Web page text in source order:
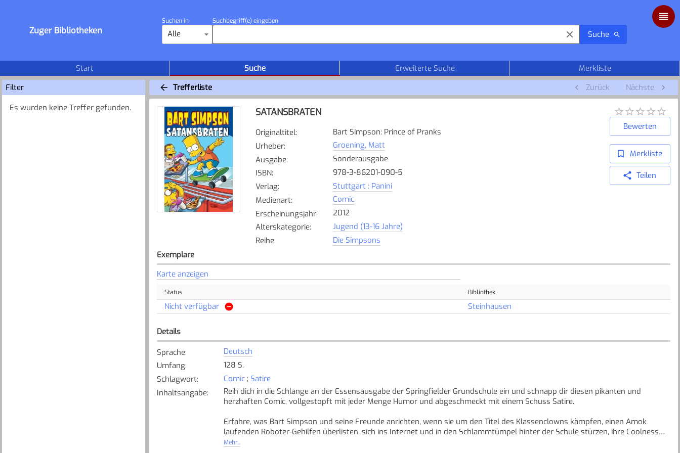
Zuger Bibliotheken
Suchen in
Alle
Suchbegriff(e) eingeben
Suche
Start Suche Erweiterte Suche
Merkliste
Filter
Es wurden keine Treffer gefunden.
Trefferliste Zurück Nächste
SATANSBRATEN
Originaltitel:
Bart Simpson: Prince of Pranks
Urheber:
Groening, Matt
Ausgabe:
Sonderausgabe
ISBN:
978-3-86201-090-5
Verlag:
Stuttgart : Panini
Medienart:
Comic
Erscheinungsjahr:
2012
Alterskategorie:
Jugend (13-16 Jahre)
Reihe: Die Simpsons
Bewerten
Merkliste
Teilen
Exemplare
Karte anzeigen
Status Bibliothek
Nicht verfügbar Steinhausen
Details
Sprache:
Deutsch
Umfang:
128 S.
Schlagwort: Comic; Satire
Inhaltsangabe:
Reih dich in die Schlange an der Essensausgabe der Springfielder Grundschule ein und schnapp dir diesen pikanten und
herzhaften Comic, vollgestopft mit jeder Menge Humor und abgeschmeckt mit einem Schuss Satire.
Erfahre, was Bart Simpson und seine Freunde anrichten, wenn sie um den Titel des Klassenclowns kämpfen, einen Amok
laufenden Roboter-Gehilfen überlisten, sich ins Internet und in den Schlammtümpel hinter der Schule stürzen, ihre Coolness
verlieren, den Blues bekommen, wieder in die Spur zurückfinden und vieles, vieles mehr!
Mehr...